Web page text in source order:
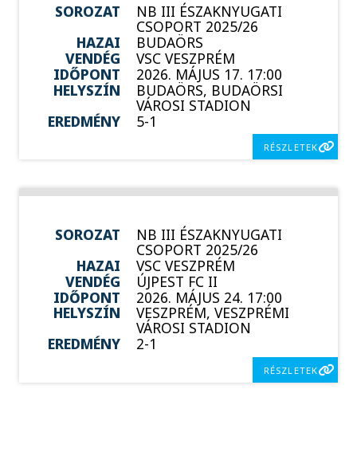
SOROZAT NB III ÉSZAKNYUGATI
CSOPORT 2025/26
HAZAI
BUDAÖRS
VENDÉG
VSC VESZPRÉM
IDŐPONT
2026. MÁJUS 17. 17:00
HELYSZÍN
BUDAÖRS, BUDAÖRSI
VÁROSI STADION
EREDMÉNY
5-1
RÉSZLETEK
SOROZAT NB III ÉSZAKNYUGATI
CSOPORT 2025/26
HAZAI
VSC VESZPRÉM
VENDÉG
ÚJPEST FC II
IDŐPONT
2026. MÁJUS 24. 17:00
HELYSZÍN
VESZPRÉM, VESZPRÉMI
VÁROSI STADION
EREDMÉNY
2-1
RÉSZLETEK